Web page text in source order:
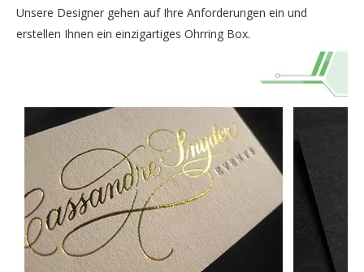
Unsere Designer gehen auf Ihre Anforderungen ein und
erstellen Ihnen ein einzigartiges Ohrring Box.